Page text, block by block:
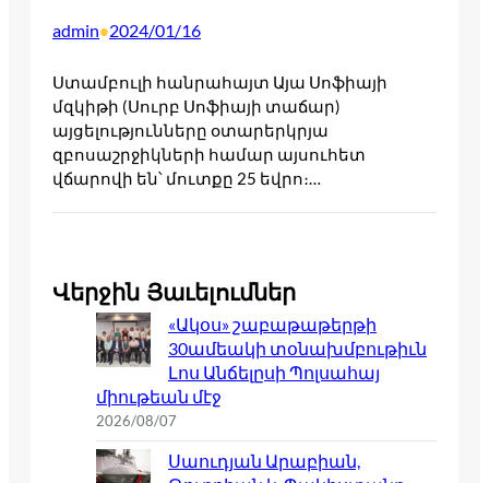
admin•2024/01/16
Ստամբուլի հանրահայտ Այա Սոֆիայի
մզկիթի (Սուրբ Սոֆիայի տաճար)
այցելությունները օտարերկրյա
զբոսաշրջիկների համար այսուհետ
վճարովի են՝ մուտքը 25 եվրո։…
Վերջին Յաւելումներ
«Ակօս» շաբաթաթերթի
30ամեակի տօնախմբութիւն
Լոս Անճելըսի Պոլսահայ
միութեան մէջ
2026/08/07
Սաուդյան Արաբիան,